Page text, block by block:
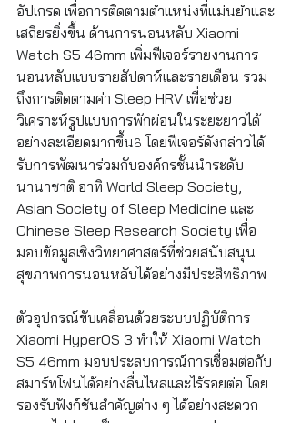
อัปเกรด เพื่อการติดตามตำแหน่งที่แม่นยำและ
เสถียรยิ่งขึ้น ด้านการนอนหลับ Xiaomi
Watch S5 46mm เพิ่มฟีเจอร์รายงานการ
นอนหลับแบบรายสัปดาห์และรายเดือน รวม
ถึงการติดตามค่า Sleep HRV เพื่อช่วย
วิเคราะห์รูปแบบการพักผ่อนในระยะยาวได้
อย่างละเอียดมากขึ้น6 โดยฟีเจอร์ดังกล่าวได้
รับการพัฒนาร่วมกับองค์กรชั้นนำระดับ
นานาชาติ อาทิ World Sleep Society,
Asian Society of Sleep Medicine และ
Chinese Sleep Research Society เพื่อ
มอบข้อมูลเชิงวิทยาศาสตร์ที่ช่วยสนับสนุน
สุขภาพการนอนหลับได้อย่างมีประสิทธิภาพ
ตัวอุปกรณ์ขับเคลื่อนด้วยระบบปฏิบัติการ
Xiaomi HyperOS 3 ทำให้ Xiaomi Watch
S5 46mm มอบประสบการณ์การเชื่อมต่อกับ
สมาร์ทโฟนได้อย่างลื่นไหลและไร้รอยต่อ โดย
รองรับฟังก์ชันสำคัญต่าง ๆ ได้อย่างสะดวก